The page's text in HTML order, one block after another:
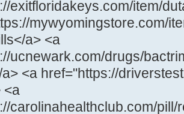
exitfloridakeys.com/item/
mywyomingstore.com/
a> <a
ucnewark.com/drugs/
<a href="https://
<a
carolinahealthclub.com/